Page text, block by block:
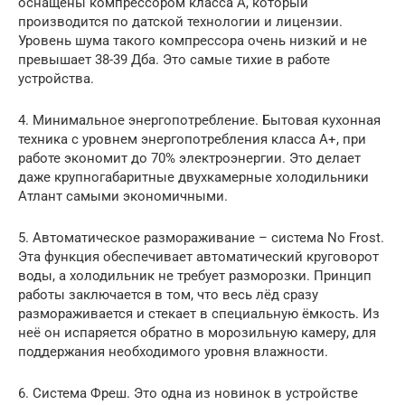
производится по датской технологии и лицензии.
Уровень шума такого компрессора очень низкий и не
превышает 38-39 Дба. Это самые тихие в работе
устройства.
4. Минимальное энергопотребление. Бытовая кухонная
техника с уровнем энергопотребления класса А+, при
работе экономит до 70% электроэнергии. Это делает
даже крупногабаритные двухкамерные холодильники
Атлант самыми экономичными.
5. Автоматическое размораживание – система No Frost.
Эта функция обеспечивает автоматический круговорот
воды, а холодильник не требует разморозки. Принцип
работы заключается в том, что весь лёд сразу
размораживается и стекает в специальную ёмкость. Из
неё он испаряется обратно в морозильную камеру, для
поддержания необходимого уровня влажности.
6. Система Фреш. Это одна из новинок в устройстве